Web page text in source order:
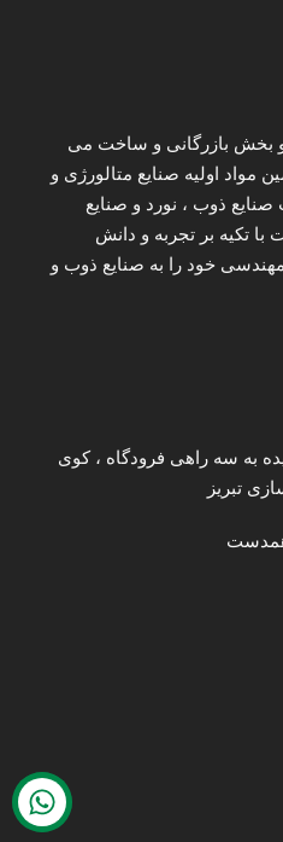
بخش بازرگانی و ساخت می
مواد اولیه صنایع متالورژی و
ذوب ، نورد و صنایع
تکیه بر تجربه و دانش
خود را به صنایع ذوب و
به سه راهی فرودگاه ، کوی
تبریز